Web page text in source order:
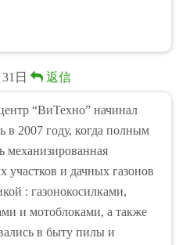
日 返信
“ВиТехно” начинал
в 2007 году, когда полным
механизированная
участков и дачных газонов
: газонокосилками,
и мотоблоками, а также
в быту пилы и